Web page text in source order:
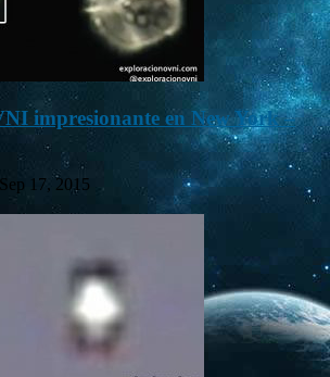
impresionante en New York –
Sep 17, 2015